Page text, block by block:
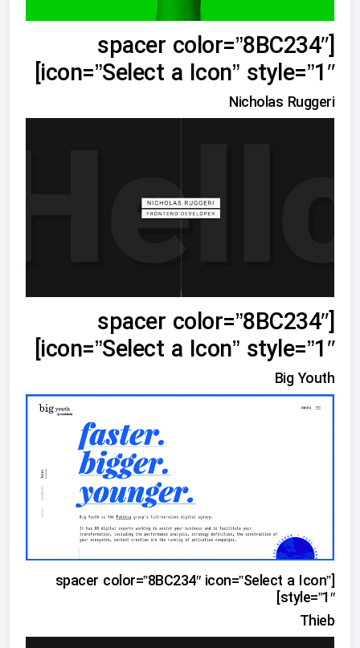
[spacer color=”8BC234″
icon=”Select a Icon” style=”1″]
Nicholas Ruggeri
[spacer color=”8BC234″
icon=”Select a Icon” style=”1″]
Big Youth
[spacer color=”8BC234″ icon=”Select a Icon”
style=”1″]
Thieb